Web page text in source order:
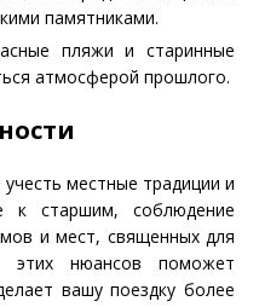
памятниками.
пляжи и старинные
атмосферой прошлого.
местные традиции и
к старшим, соблюдение
и мест, священных для
этих нюансов поможет
вашу поездку более